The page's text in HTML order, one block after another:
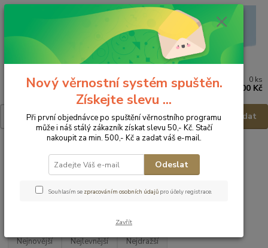
Menu
Hledat
0 ks
0,00 Kč
Soupravy do porodnice
Nejnovější Nejlevnější Nejdražší
Nový věrnostní systém spuštěn.
Získejte slevu ...
Při první objednávce po spuštění věrnostního programu
může i náš stálý zákazník získat slevu 50,- Kč. Stačí
nakoupit za min. 500,- Kč a zadat váš e-mail.
Odeslat
Souhlasím se zpracováním osobních údajů pro účely registrace.
Zavřít